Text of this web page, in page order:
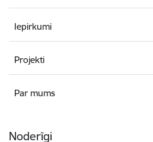
Iepirkumi
Projekti
Par mums
Noderīgi